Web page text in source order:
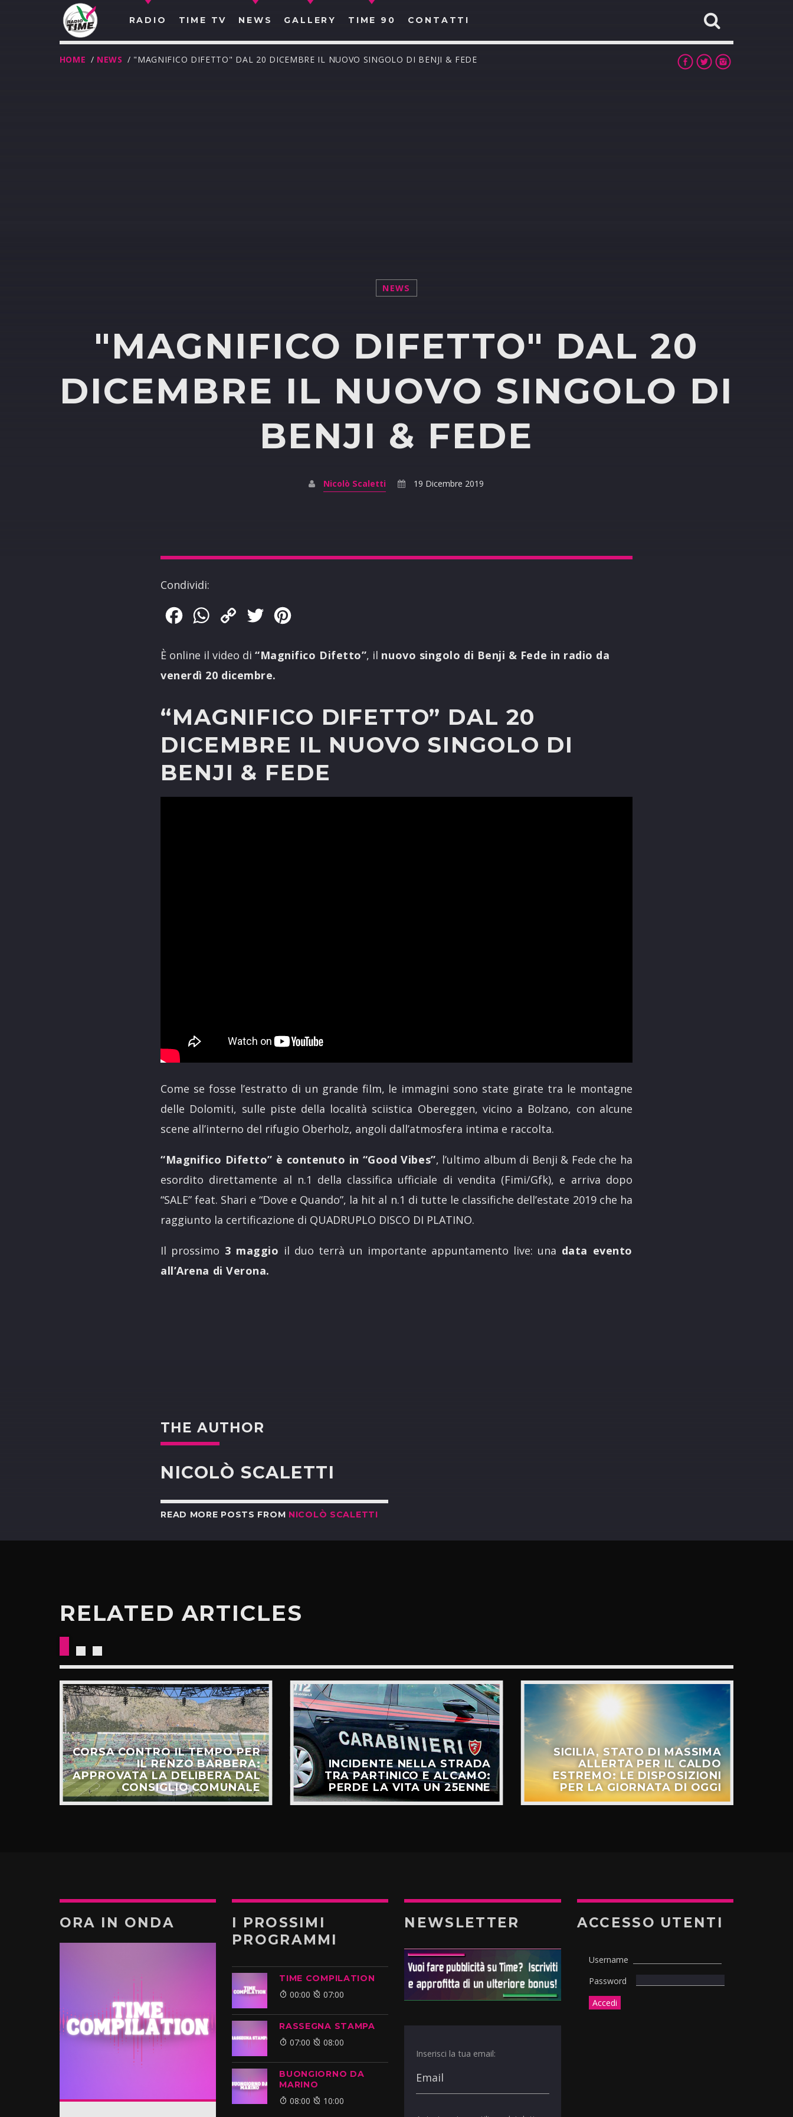
RADIO TIME TV NEWS GALLERY TIME 90 CONTATTI
HOME / NEWS / "MAGNIFICO DIFETTO" DAL 20 DICEMBRE IL NUOVO SINGOLO DI BENJI & FEDE
NEWS
"MAGNIFICO DIFETTO" DAL 20
DICEMBRE IL NUOVO SINGOLO DI
BENJI & FEDE
Nicolò Scaletti 19 Dicembre 2019
Condividi:
FacebookWhatsApp
Copy
Twitter
È online il video di“Magnifico Difetto”, il nuovo singolo di Benji & Fede in radio da
venerdì 20 dicembre.
“MAGNIFICO DIFETTO” DAL 20
DICEMBRE IL NUOVO SINGOLO DI
BENJI & FEDE
Come se fosse l’estratto di un grande film, le immagini sono state girate tra le montagne
delle Dolomiti, sulle piste della località sciistica Obereggen, vicino a Bolzano, con alcune
scene all’interno del rifugio Oberholz, angoli dall’atmosfera intima e raccolta.
“Magnifico Difetto” è contenuto in “Good Vibes”, l’ultimo album di Benji & Fede che ha
esordito direttamente al n.1 della classifica ufficiale di vendita (Fimi/Gfk), e arriva dopo
“SALE” feat. Shari e “Dove e Quando”, la hit al n.1 di tutte le classifiche dell’estate 2019 che ha
raggiunto la certificazione di QUADRUPLO DISCO DI PLATINO.
Il prossimo 3 maggio il duo terrà un importante appuntamento live: una data evento
all’Arena di Verona.
THE AUTHOR
NICOLÒ SCALETTI
READ MORE POSTS FROM NICOLÒ SCALETTI
RELATED ARTICLES
CORSA CONTRO IL TEMPO PER
IL RENZO BARBERA:
APPROVATA LA DELIBERA DAL
CONSIGLIO COMUNALE
INCIDENTE NELLA STRADA
TRA PARTINICO E ALCAMO:
PERDE LA VITA UN 25ENNE
SICILIA, STATO DI MASSIMA
ALLERTA PER IL CALDO
ESTREMO: LE DISPOSIZIONI
PER LA GIORNATA DI OGGI
ORA IN ONDA
I PROSSIMI
PROGRAMMI
TIME COMPILATION
00:00 07:00
RASSEGNA STAMPA
07:00 08:00
BUONGIORNO DA
MARINO
08:00 10:00
NEWSLETTER
Inserisci la tua email:
ACCESSO UTENTI
Username
Password